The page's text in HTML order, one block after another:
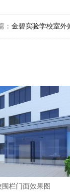
： 金碧实验学校室外
围栏门面效果图